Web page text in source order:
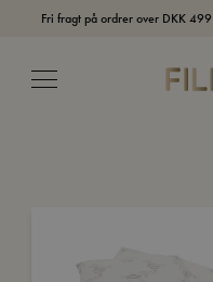
Fri fragt på ordrer over DKK